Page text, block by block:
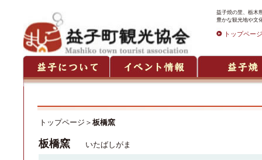
益子焼の里、栃木
豊かな観光地や文
トップページ
トップページ ＞ 板橋窯
板橋窯 いたばしがま